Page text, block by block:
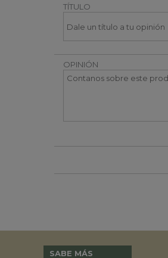
TÍTULO
OPINIÓN
SABE MÁS